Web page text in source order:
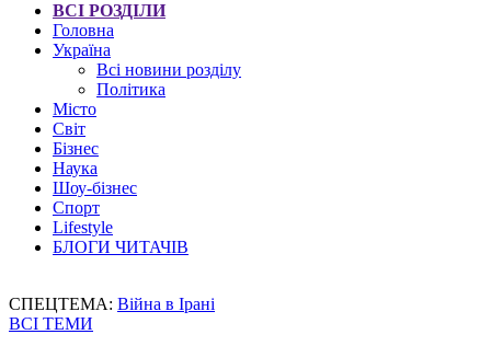
ВСІ РОЗДІЛИ
Головна
Україна
Всі новини розділу
Політика
Місто
Світ
Бізнес
Наука
Шоу-бізнес
Спорт
Lifestyle
БЛОГИ ЧИТАЧІВ
СПЕЦТЕМА: Війна в Ірані
ВСІ ТЕМИ